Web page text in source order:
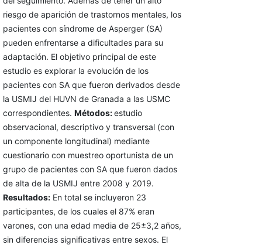
riesgo de aparición de trastornos mentales, los
pacientes con síndrome de Asperger (SA)
pueden enfrentarse a dificultades para su
adaptación. El objetivo principal de este
estudio es explorar la evolución de los
pacientes con SA que fueron derivados desde
la USMIJ del HUVN de Granada a las USMC
correspondientes. Métodos:estudio
observacional, descriptivo y transversal (con
un componente longitudinal) mediante
cuestionario con muestreo oportunista de un
grupo de pacientes con SA que fueron dados
de alta de la USMIJ entre 2008 y 2019.
Resultados:En total se incluyeron 23
participantes, de los cuales el 87% eran
varones, con una edad media de 25±3,2 años,
sin diferencias significativas entre sexos. El